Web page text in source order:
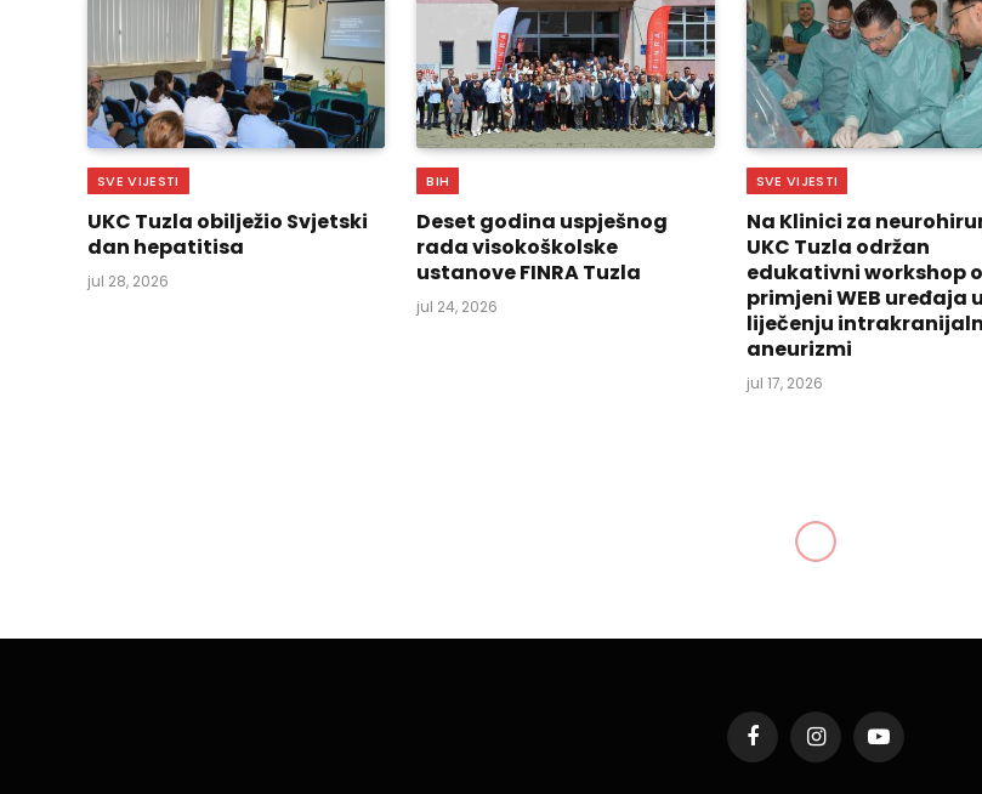
SVE VIJESTI
UKC Tuzla obilježio Svjetski
dan hepatitisa
jul 28, 2026
BIH
Deset godina uspješnog
rada visokoškolske
ustanove FINRA Tuzla
jul 24, 2026
SVE VIJESTI
Na Klinici za
UKC Tuzla održan
edukativni workshop o
primjeni WEB uređaja u
liječenju
aneurizmi
jul 17, 2026
CIK BiH – Ne ignoriramo niti jednu prijavu
Podijeli